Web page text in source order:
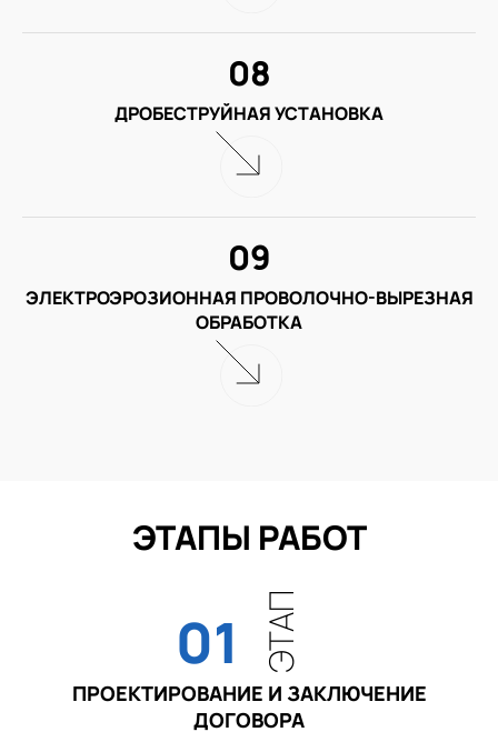
ДРОБЕСТРУЙНАЯ УСТАНОВКА
08
ЭЛЕКТРОЭРОЗИОННАЯ ПРОВОЛОЧНО-ВЫРЕЗНАЯ
ОБРАБОТКА
09
ЭТАПЫ РАБОТ
01 ЭТАП
ПРОЕКТИРОВАНИЕ И ЗАКЛЮЧЕНИЕ
ДОГОВОРА